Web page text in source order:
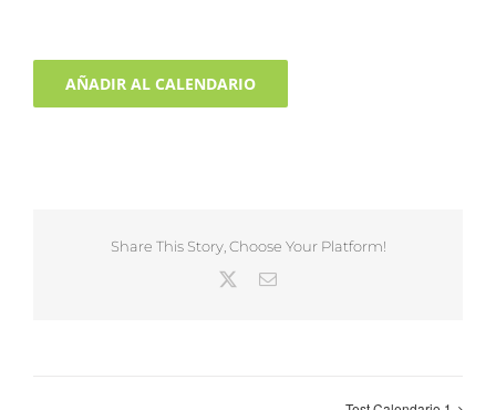
AÑADIR AL CALENDARIO
Share This Story, Choose Your Platform!
Correo